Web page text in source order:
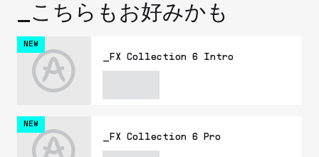
_こちらもお好みかも
NEW
_FX Collection 6 Intro
NEW
_FX Collection 6 Pro